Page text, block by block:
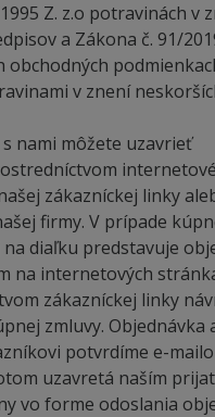
Z. z.o potravinách v
a Zákona č. 91/
obchodných
v znení
nami môžete uzavrieť
zákazníckej linky
firmy. V prípade
diaľku predstavuje
na internetových
zákazníckej linky
zmluvy. Objednávka
potvrdíme e-
uzavretá naším
vo forme odoslania